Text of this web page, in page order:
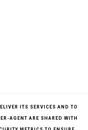
ITS SERVICES AND TO
AGENT ARE SHARED WITH